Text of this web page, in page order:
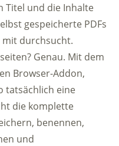
Titel und die Inhalte
gespeicherte PDFs
mit durchsucht.
Genau. Mit dem
Browser-Addon,
tatsächlich eine
die komplette
benennen,
und